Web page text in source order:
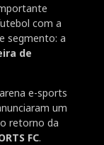
com a
segmento: a
de
e-sports
um
retorno da
FC.